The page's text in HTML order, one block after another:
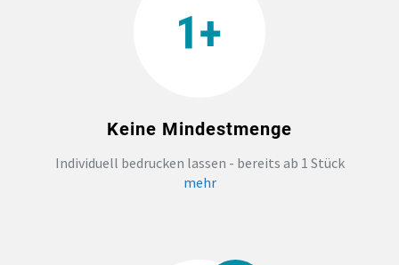
Keine Mindestmenge
Individuell bedrucken lassen - bereits ab 1 Stück
mehr